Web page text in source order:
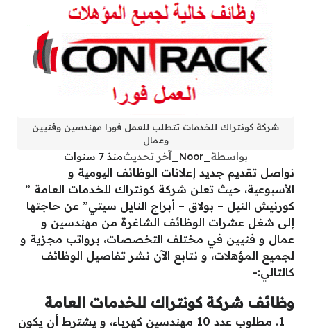
شركة كونتراك للخدمات تتطلب للعمل فورا مهندسين وفنيين
وعمال
بواسطة _Noor_ آخر تحديثمنذ 7 سنوات
نواصل تقديم جديد إعلانات الوظائف اليومية و
الأسبوعية، حيث تعلن شركة كونتراك للخدمات العامة ”
كورنيش النيل – بولاق – أبراج النايل سيتي” عن حاجتها
إلى شغل عشرات الوظائف الشاغرة من مهندسين و
عمال و فنيين في مختلف التخصصات، برواتب مجزية و
لجميع المؤهلات، و نتابع الآن نشر تفاصيل الوظائف
كالتالي:-
وظائف شركة كونتراك للخدمات العامة
مطلوب عدد 10 مهندسين كهرباء، و يشترط أن يكون